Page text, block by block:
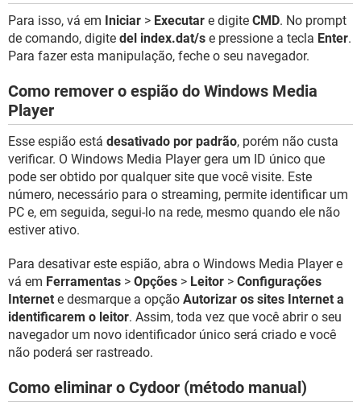
Para isso, vá em Iniciar > Executar e digite CMD. No prompt
de comando, digite del index.dat/s e pressione a tecla Enter.
Para fazer esta manipulação, feche o seu navegador.
Como remover o espião do Windows Media
Player
Esse espião está desativado por padrão, porém não custa
verificar. O Windows Media Player gera um ID único que
pode ser obtido por qualquer site que você visite. Este
número, necessário para o streaming, permite identificar um
PC e, em seguida, segui-lo na rede, mesmo quando ele não
estiver ativo.
Para desativar este espião, abra o Windows Media Player e
vá em Ferramentas > Opções > Leitor > Configurações
Internet e desmarque a opção Autorizar os sites Internet a
identificarem o leitor. Assim, toda vez que você abrir o seu
navegador um novo identificador único será criado e você
não poderá ser rastreado.
Como eliminar o Cydoor (método manual)